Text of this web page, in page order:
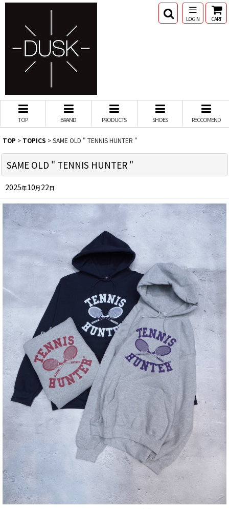
LOGIN CART
TOP BRAND PRODUCTS SHOES RECCOMEND
TOP > TOPICS >SAME OLD " TENNIS HUNTER "
SAME OLD " TENNIS HUNTER "
2025年10月22日